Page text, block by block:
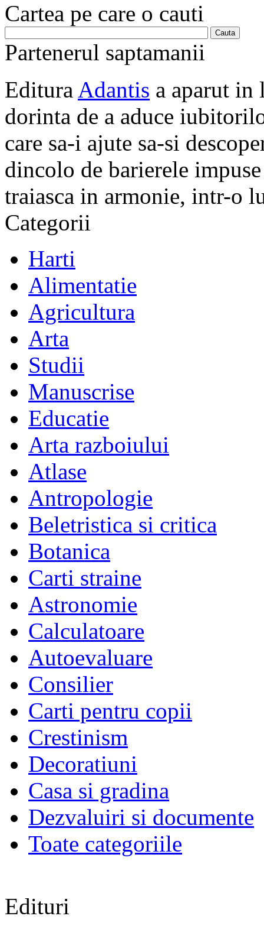
Cartea pe care o cauti
Partenerul saptamanii
Editura Adantis a aparut in
dorinta de a aduce
care sa-i ajute sa-si
dincolo de barierele
traiasca in armonie, intr-o
Categorii
Harti
Alimentatie
Agricultura
Arta
Studii
Manuscrise
Educatie
Arta razboiului
Atlase
Antropologie
Beletristica si critica
Botanica
Carti straine
Astronomie
Calculatoare
Autoevaluare
Consilier
Carti pentru copii
Crestinism
Decoratiuni
Casa si gradina
Dezvaluiri si documente
Toate categoriile
Edituri